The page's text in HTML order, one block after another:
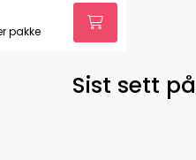
pakke
Sist sett